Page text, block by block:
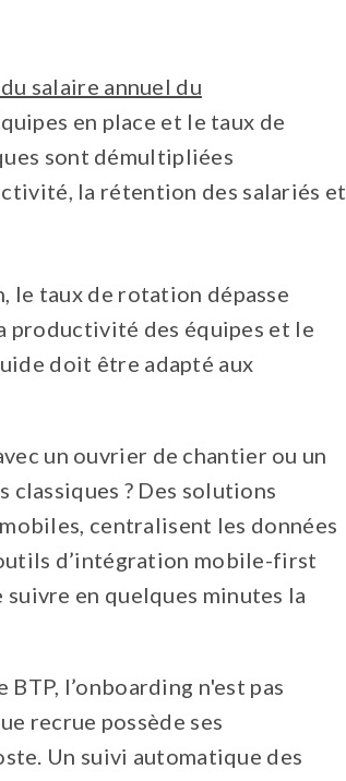
salaire annuel du
en place et le taux de
sont démultipliées
la rétention des salariés et
le taux de rotation dépasse
productivité des équipes et le
doit être adapté aux
un ouvrier de chantier ou un
classiques ? Des solutions
centralisent les données
d’intégration mobile-first
en quelques minutes la
BTP, l’onboarding n'est pas
recrue possède ses
Un suivi automatique des